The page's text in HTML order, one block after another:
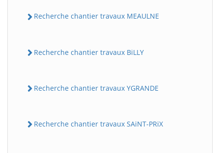
Recherche chantier travaux MEAULNE
Recherche chantier travaux BiLLY
Recherche chantier travaux YGRANDE
Recherche chantier travaux SAiNT-PRiX